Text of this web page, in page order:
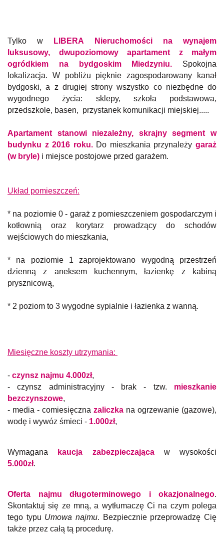
Tylko w
LIBERA Nieruchomości na wynajem
luksusowy, dwupoziomowy apartament z małym
ogródkiem na bydgoskim Miedzyniu. Spokojna
lokalizacja. W pobliżu pięknie zagospodarowany kanał
bydgoski, a z drugiej strony wszystko co niezbędne do
wygodnego życia: sklepy, szkoła podstawowa,
przedszkole, basen, przystanek komunikacji miejskiej.....
Apartament stanowi niezależny, skrajny segment w
budynku z 2016 roku.Do mieszkania przynależygaraż
(w bryle) i miejsce postojowe przed garażem.
Układ pomieszczeń:
* na poziomie 0 - garaż z pomieszczeniem gospodarczym i
kotłownią oraz korytarz prowadzący do schodów
wejściowych do mieszkania,
* na poziomie 1 zaprojektowano wygodną przestrzeń
dzienną z aneksem kuchennym, łazienkę z kabiną
prysznicową,
* 2 poziom to 3 wygodne sypialnie i łazienka z wanną.
Miesięczne koszty utrzymania:
- czynsz najmu 4.000zł,
- czynsz administracyjny - brak - tzw. mieszkanie
bezczynszowe,
- media - comiesięczna zaliczka na ogrzewanie (gazowe),
wodę i wywóz śmieci - 1.000zł,
Wymagana kaucja zabezpieczającaw wysokości
5.000zł.
Oferta najmu długoterminowego i okazjonalnego.
Skontaktuj się ze mną, a wytłumaczę Ci na czym polega
tego typu Umowa najmu. Bezpiecznie przeprowadzę Cię
także przez całą tą procedurę.